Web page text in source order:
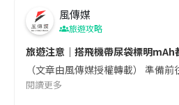
風傳媒
旅遊攻略
旅遊注意｜搭飛機帶尿袋標明
（文章由風傳媒授權轉載） 準備
閱讀更多